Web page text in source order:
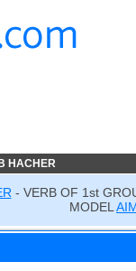
HACHER
- VERB OF 1st
MODEL